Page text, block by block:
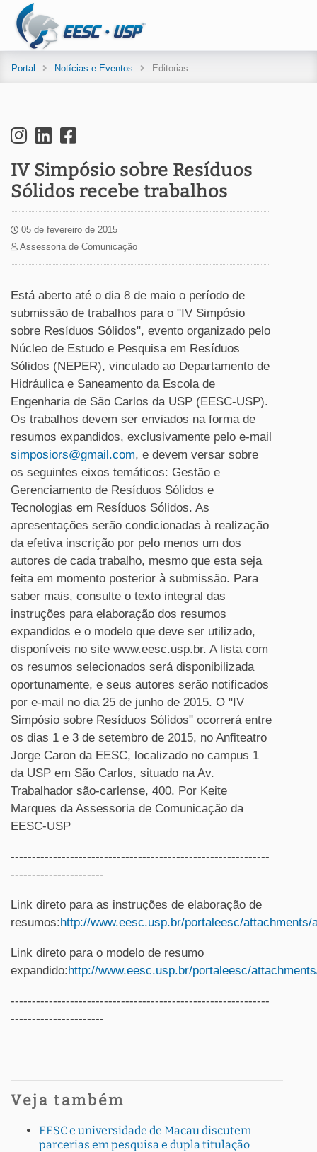
Portal Notícias e Eventos Editorias
IV Simpósio sobre Resíduos
Sólidos recebe trabalhos
05 de fevereiro de 2015
Assessoria de Comunicação
Está aberto até o dia 8 de maio o período de
submissão de trabalhos para o "IV Simpósio
sobre Resíduos Sólidos", evento organizado pelo
Núcleo de Estudo e Pesquisa em Resíduos
Sólidos (NEPER), vinculado ao Departamento de
Hidráulica e Saneamento da Escola de
Engenharia de São Carlos da USP (EESC-USP).
Os trabalhos devem ser enviados na forma de
resumos expandidos, exclusivamente pelo e-mail
simposiors@gmail.com, e devem versar sobre
os seguintes eixos temáticos: Gestão e
Gerenciamento de Resíduos Sólidos e
Tecnologias em Resíduos Sólidos. As
apresentações serão condicionadas à realização
da efetiva inscrição por pelo menos um dos
autores de cada trabalho, mesmo que esta seja
feita em momento posterior à submissão. Para
saber mais, consulte o texto integral das
instruções para elaboração dos resumos
expandidos e o modelo que deve ser utilizado,
disponíveis no site www.eesc.usp.br. A lista com
os resumos selecionados será disponibilizada
oportunamente, e seus autores serão notificados
por e-mail no dia 25 de junho de 2015. O "IV
Simpósio sobre Resíduos Sólidos" ocorrerá entre
os dias 1 e 3 de setembro de 2015, no Anfiteatro
Jorge Caron da EESC, localizado no campus 1
da USP em São Carlos, situado na Av.
Trabalhador são-carlense, 400. Por Keite
Marques da Assessoria de Comunicação da
EESC-USP
-------------------------------------------------------------
----------------------
Link direto para as instruções de elaboração de
resumos:http://www.eesc.usp.br/portaleesc/
Link direto para o modelo de resumo
expandido:http://www.eesc.usp.br/portaleesc/
-------------------------------------------------------------
----------------------
Veja também
EESC e universidade de Macau discutem
parcerias em pesquisa e dupla titulação